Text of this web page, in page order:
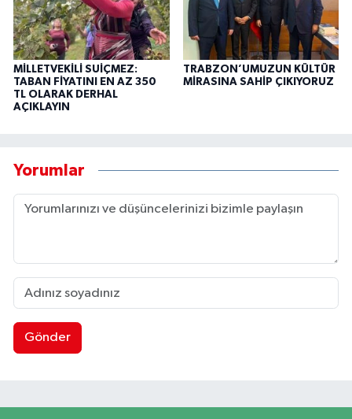
MİLLETVEKİLİ SUİÇMEZ:
TABAN FİYATINI EN AZ 350
TL OLARAK DERHAL
AÇIKLAYIN
TRABZON’UMUZUN KÜLTÜR
MİRASINA SAHİP ÇIKIYORUZ
Yorumlar
Gönder